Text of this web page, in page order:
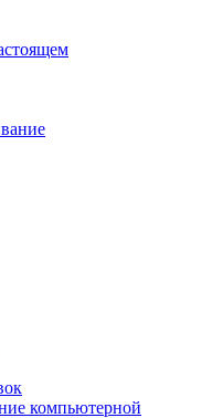
компьютерной